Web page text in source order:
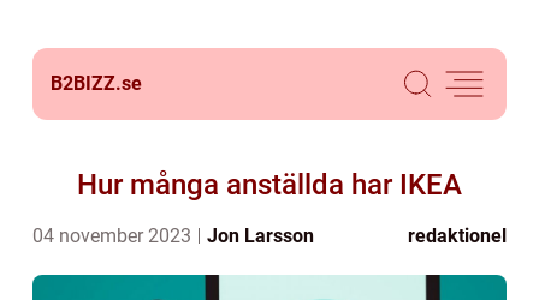
B2BIZZ.se
Hur många anställda har IKEA
04 november 2023 Jon Larsson redaktionel